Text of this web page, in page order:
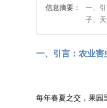
信息摘要：
一、
子、
一、引言：农业害
每年春夏之交，果园